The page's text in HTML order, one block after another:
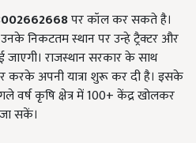
पर कॉल कर सकते है।
निकटतम स्थान पर उन्हे ट्रैक्टर और
राजस्थान सरकार के साथ
करके अपनी यात्रा शुरू कर दी है। इसके
वर्ष कृषि क्षेत्र में 100+ केंद्र खोलकर
सकें।